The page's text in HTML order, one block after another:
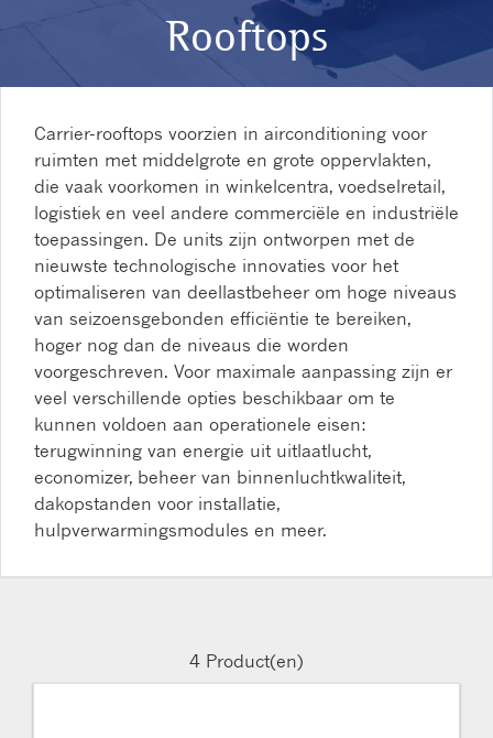
Rooftops
Carrier-rooftops voorzien in airconditioning voor
ruimten met middelgrote en grote oppervlakten,
die vaak voorkomen in winkelcentra, voedselretail,
logistiek en veel andere commerciële en industriële
toepassingen. De units zijn ontworpen met de
nieuwste technologische innovaties voor het
optimaliseren van deellastbeheer om hoge niveaus
van seizoensgebonden efficiëntie te bereiken,
hoger nog dan de niveaus die worden
voorgeschreven. Voor maximale aanpassing zijn er
veel verschillende opties beschikbaar om te
kunnen voldoen aan operationele eisen:
terugwinning van energie uit uitlaatlucht,
economizer, beheer van binnenluchtkwaliteit,
dakopstanden voor installatie,
hulpverwarmingsmodules en meer.
4 Product(en)